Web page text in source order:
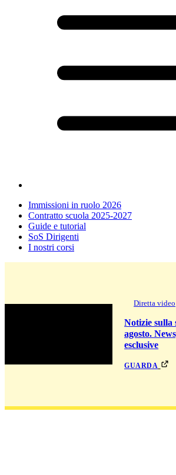
Immissioni in ruolo 2026
Contratto scuola 2025-2027
Guide e tutorial
SoS Dirigenti
I nostri corsi
Diretta video
Notizie sulla
agosto.
esclusive
guarda